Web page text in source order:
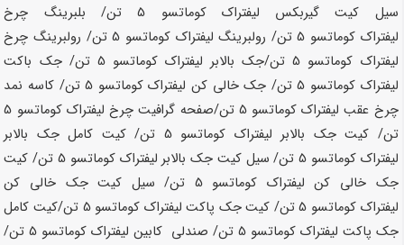
سیل کیت گیربکس لیفتراک کوماتسو
/ بلبرینگ چرخ
لیفتراک کوماتسو
/ رولبرینگ لیفتراک کوماتسو
/ رولبرینگ چرخ
لیفتراک کوماتسو
/جک بالابر لیفتراک کوماتسو 5 تن
/ جک باکت
لیفتراک کوماتسو
/ جک خالی کن لیفتراک کوماتسو
/ کاسه نمد
چرخ عقب لیفتراک کوماتسو 5 تن /صفحه گرافیت چرخ لیفتراک کوماتسو 5
تن/ کیت جک بالابر لیفتراک کوماتسو 5 تن
/ کیت کامل جک بالابر
لیفتراک کوماتسو
/ سیل کیت جک بالابر لیفتراک کوماتسو
/ کیت
جک خالی کن لیفتراک کوماتسو 5 تن
/ سیل کیت جک خالی کن
لیفتراک کوماتسو
/ کیت جک پاکت لیفتراک کوماتسو 5 تن
/کیت کامل
جک پاکت لیفتراک کوماتسو 5 تن / صندلی کابین لیفتراک کوماتسو
/